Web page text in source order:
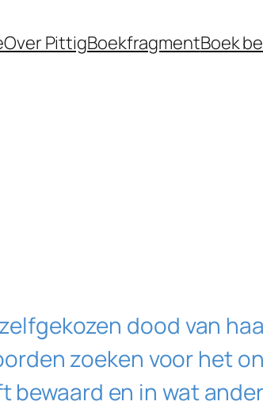
Over PittigBoekfragmentBoek
dood van
zoeken voor het
en in wat